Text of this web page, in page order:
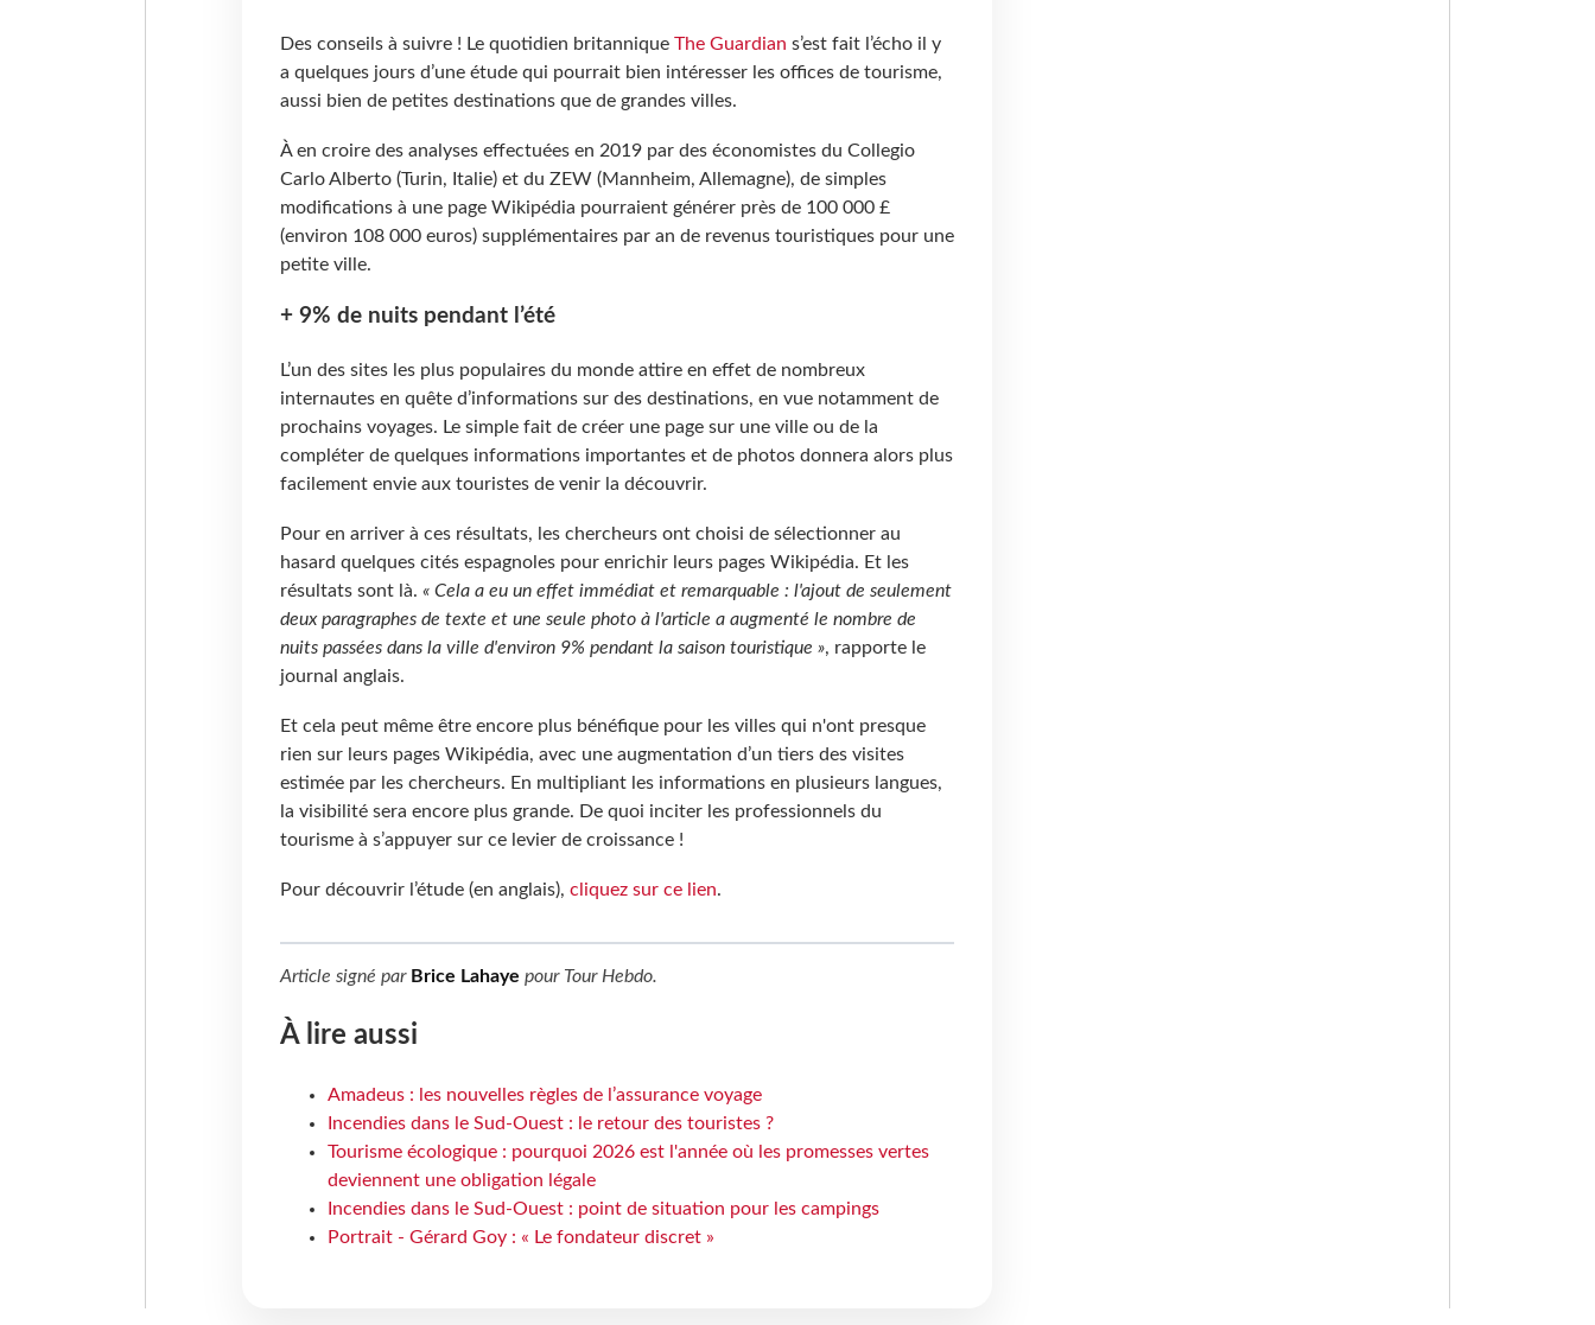
Des conseils à suivre ! Le quotidien britannique The Guardian s’est fait l’écho il y
a quelques jours d’une étude qui pourrait bien intéresser les offices de tourisme,
aussi bien de petites destinations que de grandes villes.
À en croire des analyses effectuées en 2019 par des économistes du Collegio
Carlo Alberto (Turin, Italie) et du ZEW (Mannheim, Allemagne), de simples
modifications à une page Wikipédia pourraient générer près de 100 000 £
(environ 108 000 euros) supplémentaires par an de revenus touristiques pour une
petite ville.
+ 9% de nuits pendant l’été
L’un des sites les plus populaires du monde attire en effet de nombreux
internautes en quête d’informations sur des destinations, en vue notamment de
prochains voyages. Le simple fait de créer une page sur une ville ou de la
compléter de quelques informations importantes et de photos donnera alors plus
facilement envie aux touristes de venir la découvrir.
Pour en arriver à ces résultats, les chercheurs ont choisi de sélectionner au
hasard quelques cités espagnoles pour enrichir leurs pages Wikipédia. Et les
résultats sont là. « Cela a eu un effet immédiat et remarquable : l'ajout de seulement
deux paragraphes de texte et une seule photo à l'article a augmenté le nombre de
nuits passées dans la ville d'environ 9% pendant la saison touristique », rapporte le
journal anglais.
Et cela peut même être encore plus bénéfique pour les villes qui n'ont presque
rien sur leurs pages Wikipédia, avec une augmentation d’un tiers des visites
estimée par les chercheurs. En multipliant les informations en plusieurs langues,
la visibilité sera encore plus grande. De quoi inciter les professionnels du
tourisme à s’appuyer sur ce levier de croissance !
Pour découvrir l’étude (en anglais), cliquez sur ce lien.
Article signé par Brice Lahaye pour Tour Hebdo.
À lire aussi
Amadeus : les nouvelles règles de l’assurance voyage
Incendies dans le Sud-Ouest : le retour des touristes ?
Tourisme écologique : pourquoi 2026 est l'année où les promesses vertes
deviennent une obligation légale
Incendies dans le Sud-Ouest : point de situation pour les campings
Portrait - Gérard Goy : « Le fondateur discret »